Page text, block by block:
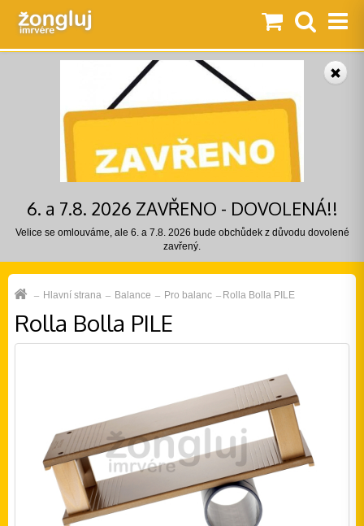
6. a 7.8. 2026 ZAVŘENO - DOVOLENÁ!!
Velice se omlouváme, ale 6. a 7.8. 2026 bude obchůdek z důvodu dovolené
zavřený.
Hlavní strana Balance Pro balanc Rolla Bolla PILE
Rolla Bolla PILE